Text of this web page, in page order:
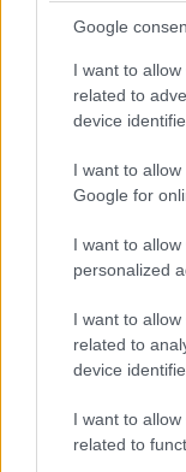
Google
I want to
related to
device
I want to
Google for
I want to
personalized
I want to
related to
device
I want to
related to
Procountorin
kannattaa
omassa
voi edelleen